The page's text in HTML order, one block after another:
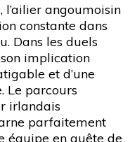
angoumoisin
constante dans
Dans les duels
implication
et d’une
Le parcours
irlandais
parfaitement
équipe en quête de